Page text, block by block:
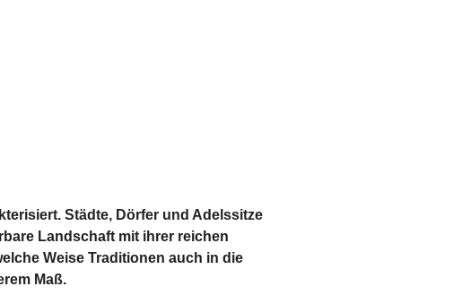
Städte, Dörfer und Adelssitze
Landschaft mit ihrer reichen
Weise Traditionen auch in die
Maß.